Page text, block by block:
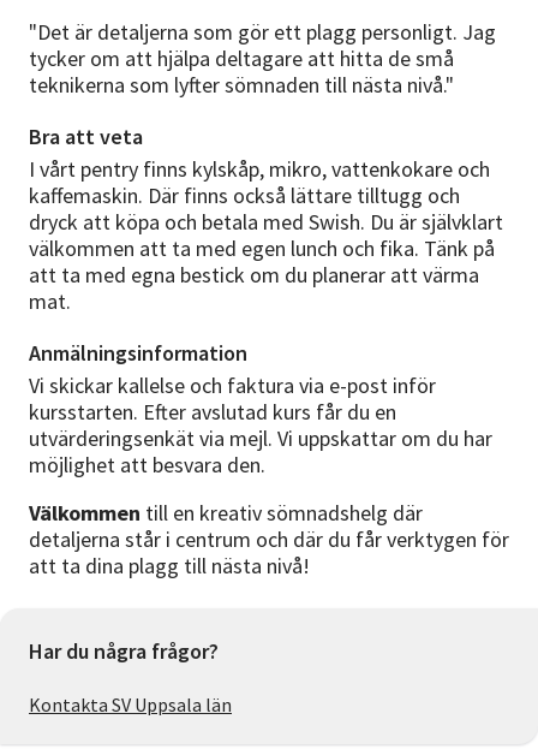
"Det är detaljerna som gör ett plagg personligt. Jag
tycker om att hjälpa deltagare att hitta de små
teknikerna som lyfter sömnaden till nästa nivå."
Bra att veta
I vårt pentry finns kylskåp, mikro, vattenkokare och
kaffemaskin. Där finns också lättare tilltugg och
dryck att köpa och betala med Swish. Du är självklart
välkommen att ta med egen lunch och fika. Tänk på
att ta med egna bestick om du planerar att värma
mat.
Anmälningsinformation
Vi skickar kallelse och faktura via e-post inför
kursstarten. Efter avslutad kurs får du en
utvärderingsenkät via mejl. Vi uppskattar om du har
möjlighet att besvara den.
Välkommen till en kreativ sömnadshelg där
detaljerna står i centrum och där du får verktygen för
att ta dina plagg till nästa nivå!
Har du några frågor?
Kontakta SV Uppsala län